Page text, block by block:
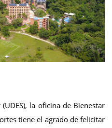
la oficina de Bienestar
tiene el agrado de felicitar